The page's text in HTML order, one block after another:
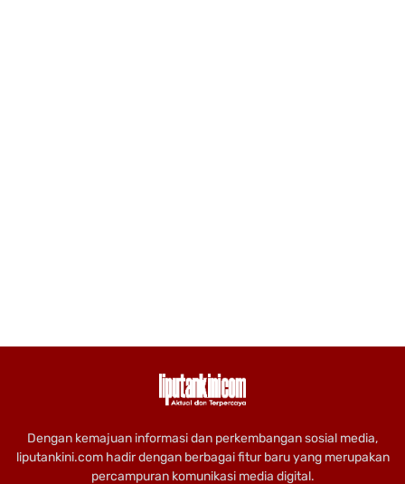
Dengan kemajuan informasi dan perkembangan sosial media,
liputankini.com hadir dengan berbagai fitur baru yang merupakan
percampuran komunikasi media digital.